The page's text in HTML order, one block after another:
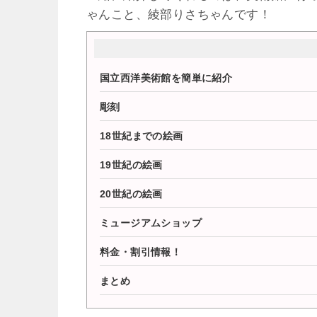
ゃんこと、綾部りさちゃんです！
国立西洋美術館を簡単に紹介
彫刻
18世紀までの絵画
19世紀の絵画
20世紀の絵画
ミュージアムショップ
料金・割引情報！
まとめ